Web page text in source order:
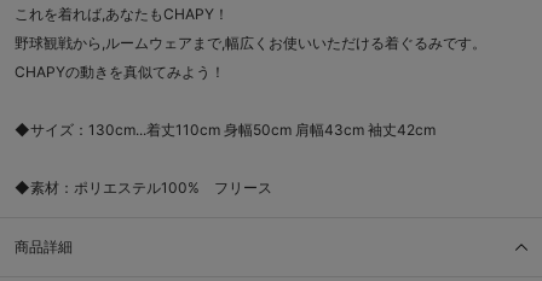
これを着れば,あなたもCHAPY！
野球観戦から,ルームウェアまで,幅広くお使いいただける着ぐるみです。
CHAPYの動きを真似てみよう！
◆サイズ：130cm...着丈110cm 身幅50cm 肩幅43cm 袖丈42cm
◆素材：ポリエステル100% フリース
商品詳細